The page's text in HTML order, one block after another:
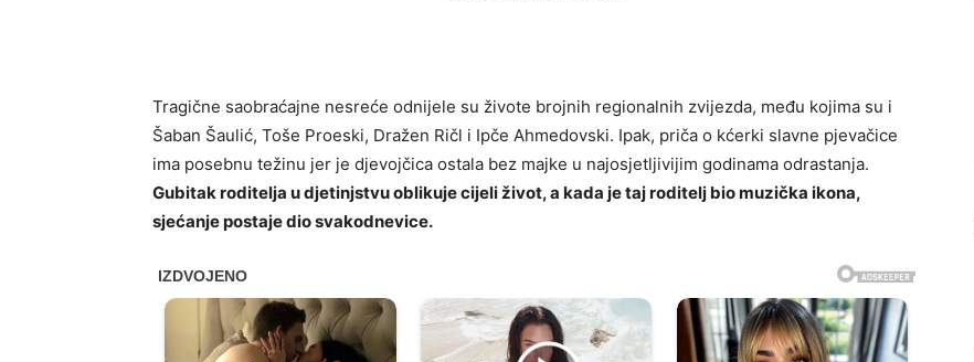
Tragične saobraćajne nesreće odnijele su živote brojnih regionalnih zvijezda, među kojima su i
Šaban Šaulić, Toše Proeski, Dražen Ričl i Ipče Ahmedovski. Ipak, priča o kćerki slavne pjevačice
ima posebnu težinu jer je djevojčica ostala bez majke u najosjetljivijim godinama odrastanja.
Gubitak roditelja u djetinjstvu oblikuje cijeli život, a kada je taj roditelj bio muzička ikona,
sjećanje postaje dio svakodnevice.